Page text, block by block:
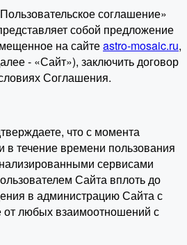
соглашение»
собой предложение
на сайтеastro-mosaic.ru,
- «Сайт»), заключить договор
Соглашения.
что с момента
в течение времени пользования
сервисами
Сайта вплоть до
в администрацию Сайта с
от любых взаимоотношений с